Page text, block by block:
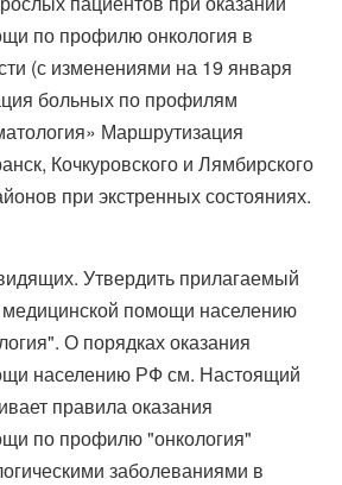
по профилю онкология в
(с изменениями на 19 января
больных по профилям
Маршрутизация
Кочкуровского и Лямбирского
при экстренных состояниях.
Утвердить прилагаемый
помощи населению
О порядках оказания
населению РФ см. Настоящий
правила оказания
по профилю "онкология"
заболеваниями в